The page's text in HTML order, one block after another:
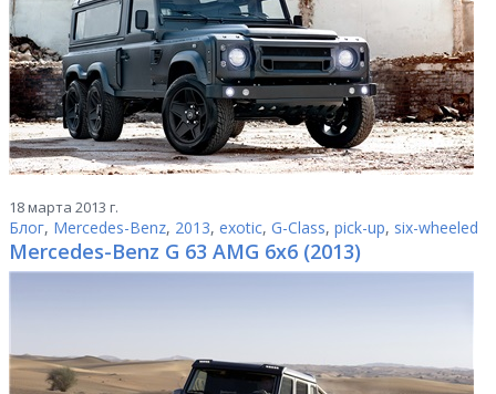
18 марта 2013 г.
Блог, Mercedes-Benz, 2013, exotic, G-Class, pick-up, six-wheeled
Mercedes-Benz G 63 AMG 6x6 (2013)